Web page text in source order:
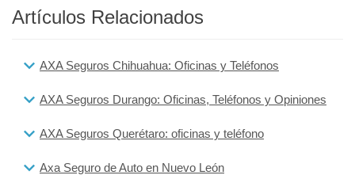
Artículos Relacionados
AXA Seguros Chihuahua: Oficinas y Teléfonos
AXA Seguros Durango: Oficinas, Teléfonos y Opiniones
AXA Seguros Querétaro: oficinas y teléfono
Axa Seguro de Auto en Nuevo León